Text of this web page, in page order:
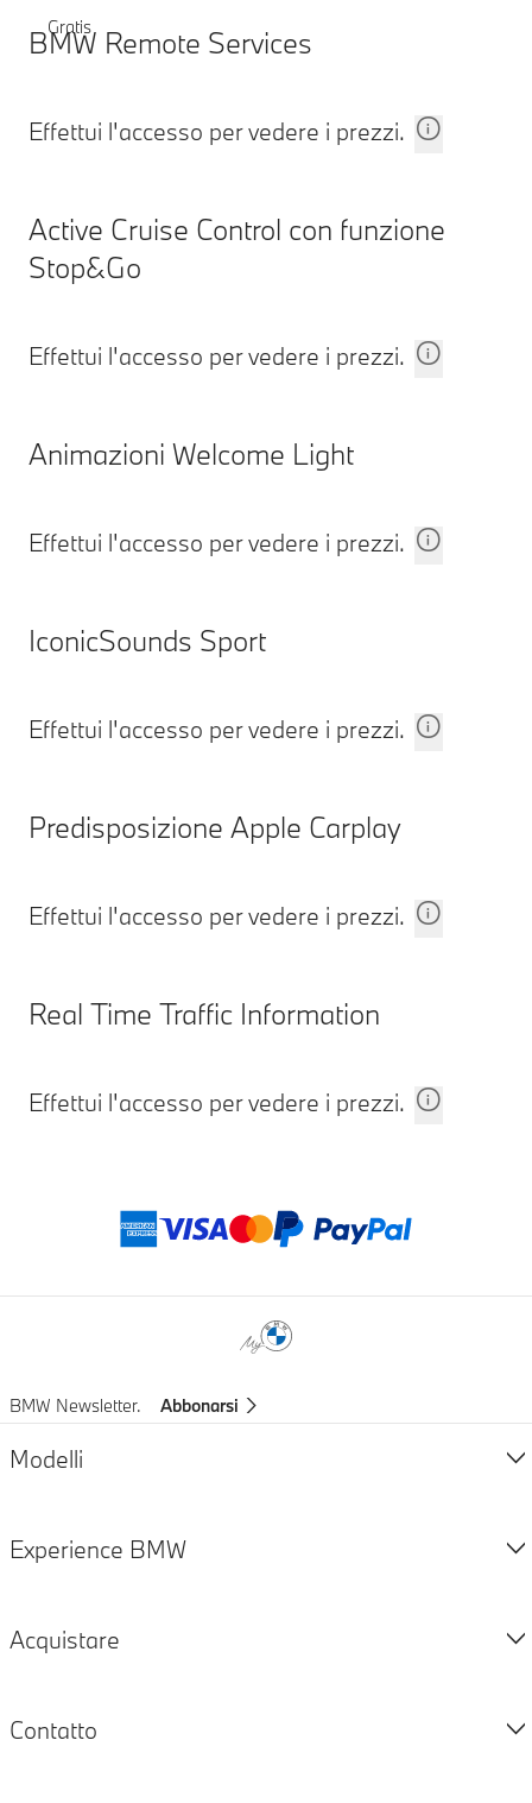
Gratis
BMW Remote Services
Effettui l'accesso per vedere i prezzi.
Active Cruise Control con funzione
Stop&Go
Effettui l'accesso per vedere i prezzi.
Animazioni Welcome Light
Effettui l'accesso per vedere i prezzi.
IconicSounds Sport
Effettui l'accesso per vedere i prezzi.
Predisposizione Apple Carplay
Effettui l'accesso per vedere i prezzi.
Real Time Traffic Information
Effettui l'accesso per vedere i prezzi.
Metodi di